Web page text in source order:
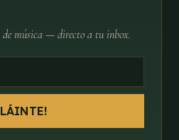
de música — directo a tu inbox.